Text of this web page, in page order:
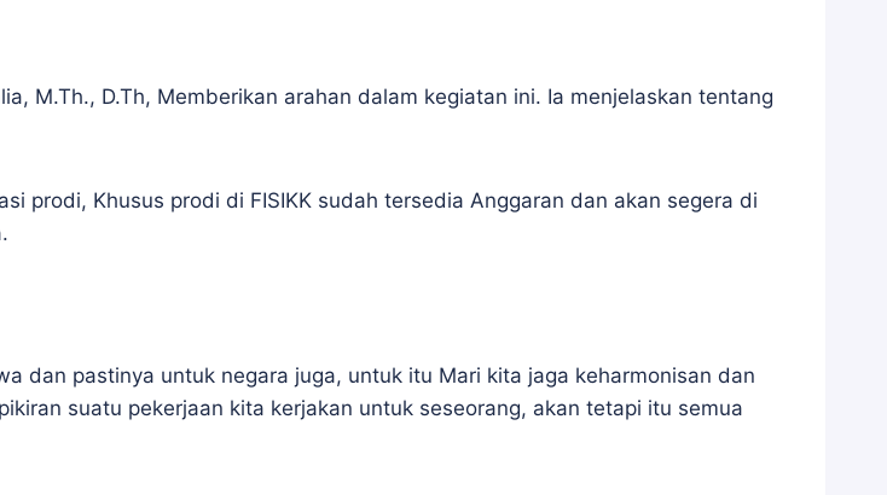
M.Th., D.Th, Memberikan arahan dalam kegiatan ini. Ia menjelaskan tentang
prodi, Khusus prodi di FISIKK sudah tersedia Anggaran dan akan segera di
dan pastinya untuk negara juga, untuk itu Mari kita jaga keharmonisan dan
suatu pekerjaan kita kerjakan untuk seseorang, akan tetapi itu semua